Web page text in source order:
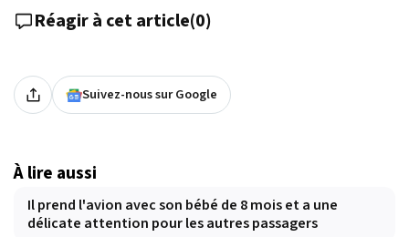
Réagir à cet article(0)
Suivez-nous sur Google
À lire aussi
Il prend l'avion avec son bébé de 8 mois et a une
délicate attention pour les autres passagers